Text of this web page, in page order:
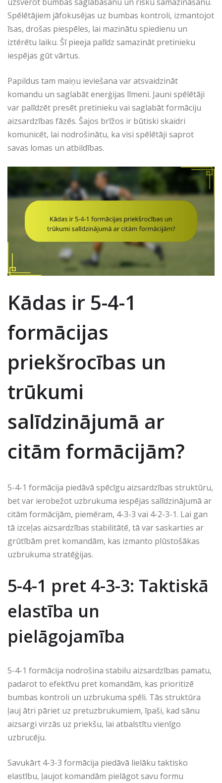
uzsverot bumbas saglabāšanu un risku samazināšanu.
Spēlētājiem jāfokusējas uz bumbas kontroli, izmantojot
īsas, drošas piespēles, lai mazinātu spiedienu un
iztērētu laiku. Šī pieeja palīdz samazināt pretinieku
iespējas gūt vārtus.
Papildus tam maiņu ieviešana var atsvaidzināt
komandu un saglabāt enerģijas līmeni. Jauni spēlētāji
var palīdzēt presēt pretinieku vai saglabāt formāciju
aizsardzības fāzēs. Šajos brīžos ir būtiski skaidri
komunicēt, lai nodrošinātu, ka visi spēlētāji saprot
savas lomas un atbildības.
Kādas ir 5-4-1
formācijas
priekšrocības un
trūkumi
salīdzinājumā ar
citām formācijām?
5-4-1 formācija piedāvā spēcīgu aizsardzības struktūru,
bet var ierobežot uzbrukuma iespējas salīdzinājumā ar
citām formācijām, piemēram, 4-3-3 vai 4-2-3-1. Lai gan
tā izceļas aizsardzības stabilitātē, tā var saskarties ar
grūtībām pret komandām, kas izmanto plūstošākas
uzbrukuma stratēģijas.
5-4-1 pret 4-3-3: Taktiskā
elastība un
pielāgojamība
5-4-1 formācija nodrošina stabilu aizsardzības pamatu,
padarot to efektīvu pret komandām, kas prioritizē
bumbas kontroli un uzbrukuma spēli. Tās struktūra
ļauj ātri pāriet uz pretuzbrukumiem, īpaši, kad sānu
aizsargi virzās uz priekšu, lai atbalstītu vienīgo
uzbrucēju.
Savukārt 4-3-3 formācija piedāvā lielāku taktisko
elastību, ļaujot komandām pielāgot savu formu